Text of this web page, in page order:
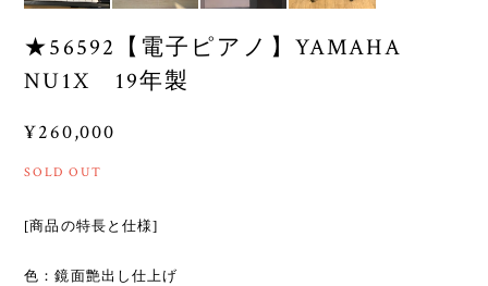
★56592【電子ピアノ】YAMAHA
NU1X 19年製
¥260,000
SOLD OUT
[商品の特長と仕様]
色：鏡面艶出し仕上げ